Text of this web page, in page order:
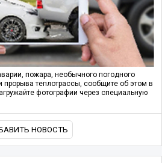
пожара, необычного погодного
прорыва теплотрассы, сообщите об этом в
фотографии через специальную
НОВОСТЬ